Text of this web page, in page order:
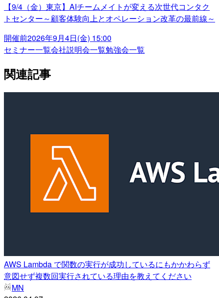
【9/4（金）東京】AIチームメイトが変える次世代コンタク
トセンター～顧客体験向上とオペレーション改革の最前線～
開催前2026年9月4日(金) 15:00
セミナー一覧会社説明会一覧勉強会一覧
関連記事
AWS Lambda で関数の実行が成功しているにもかかわらず
意図せず複数回実行されている理由を教えてください
MN